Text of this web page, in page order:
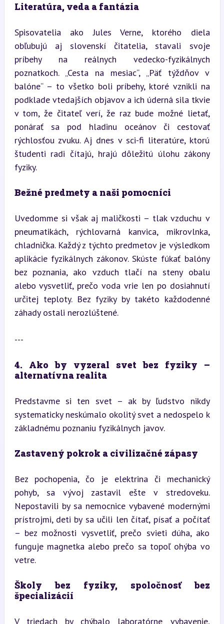
Literatúra, veda a fantázia
Spisovatelia ako Jules Verne, ktorého diela
obľubujú aj slovenskí čitatelia, stavali svoje
príbehy na reálnych vedecko-fyzikálnych
poznatkoch. „Cesta na mesiac“, „Päť týždňov v
balóne“ – to všetko boli príbehy, ktoré vznikli na
podklade vtedajších objavov a ich úderná sila tkvie
v tom, že čitateľ verí, že raz bude možné lietať,
ponárať sa pod hladinu oceánov či cestovať
rýchlosťou zvuku. Aj dnes v sci-fi literatúre, ktorú
študenti radi čítajú, hrajú dôležitú úlohu zákony
fyziky.
Bežné predmety a naši pomocníci
Uvedomme si však aj maličkosti – tlak vzduchu v
pneumatikách, rýchlovarná kanvica, mikrovlnka,
chladnička. Každý z týchto predmetov je výsledkom
aplikácie fyzikálnych zákonov. Skúste fúkať balóny
bez poznania, ako vzduch tlačí na steny obalu
alebo vysvetliť, prečo voda vrie len po dosiahnutí
určitej teploty. Bez fyziky by takéto každodenné
záhady ostali nerozlúštené.
---
4. Ako by vyzeral svet bez fyziky –
alternatívna realita
Predstavme si ten svet – ak by ľudstvo nikdy
systematicky neskúmalo okolitý svet a nedospelo k
základnému poznaniu fyzikálnych javov.
Zastavený pokrok a civilizačné zápasy
Bez pochopenia, čo je elektrina či mechanický
pohyb, sa vývoj zastavil ešte v stredoveku.
Nepostavili by sa nemocnice vybavené modernými
prístrojmi, deti by sa učili len čítať, písať a počítať
– bez možnosti vysvetliť, prečo svieti dúha, ako
funguje magnetka alebo prečo sa topoľ ohýba vo
vetre.
Školy bez fyziky, spoločnosť bez
špecializácií
V triedach by chýbalo laboratórne vybavenie,